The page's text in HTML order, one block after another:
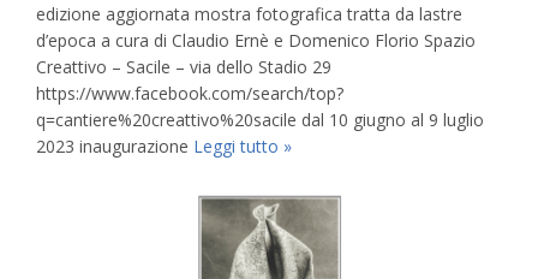
edizione aggiornata mostra fotografica tratta da lastre
d’epoca a cura di Claudio Ernè e Domenico Florio Spazio
Creattivo – Sacile – via dello Stadio 29
https://www.facebook.com/search/top?
q=cantiere%20creattivo%20sacile dal 10 giugno al 9 luglio
2023 inaugurazione Leggi tutto »